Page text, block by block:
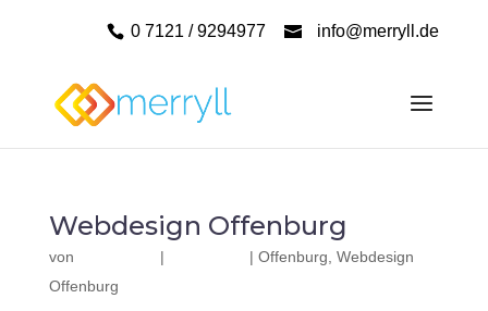
0 7121 / 9294977 info@merryll.de
Webdesign Offenburg
von | | Offenburg Webdesign
Offenburg